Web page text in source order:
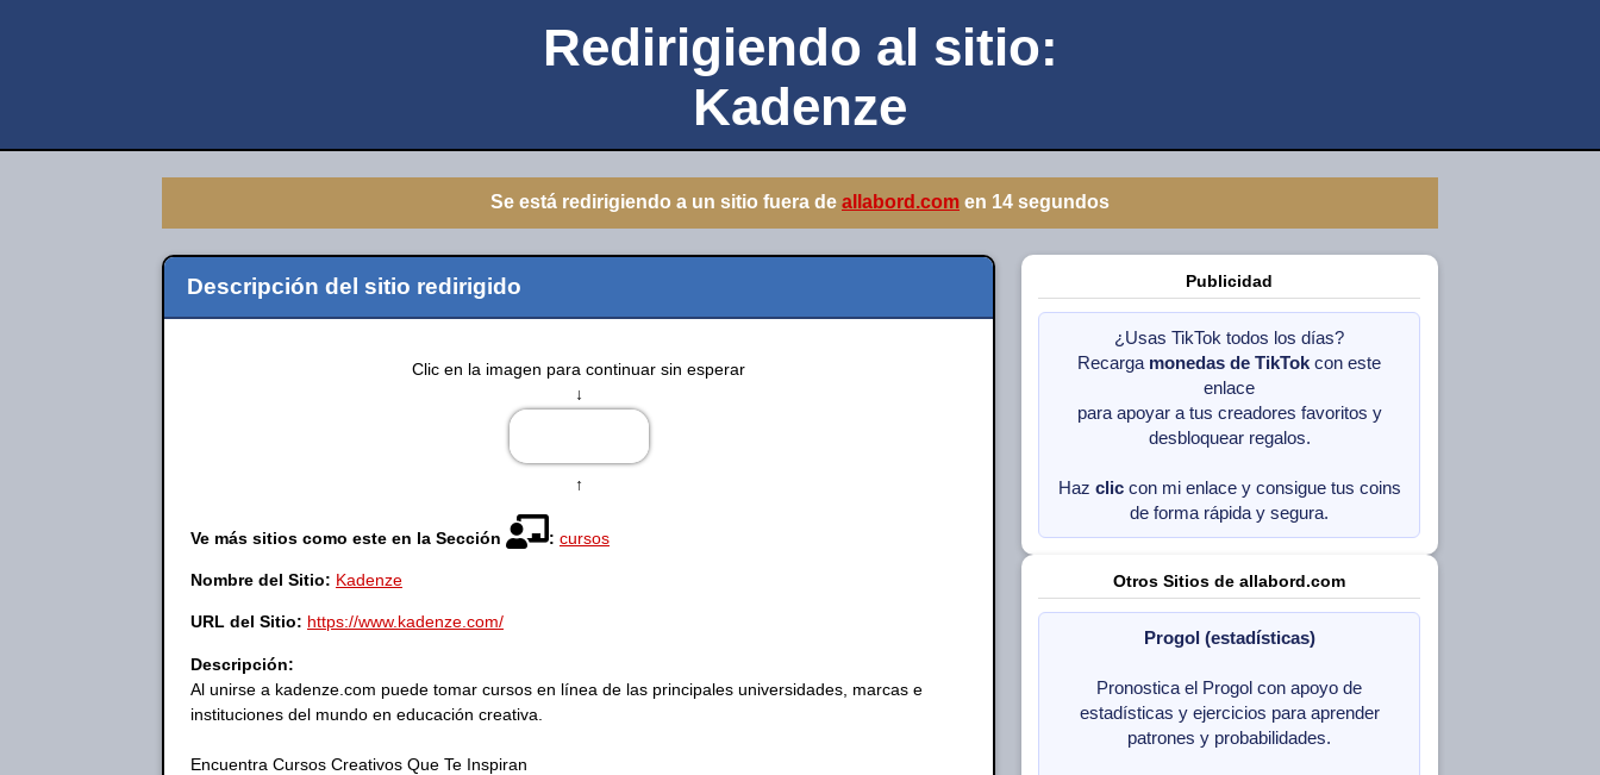
Redirigiendo al sitio:
Kadenze
Se está redirigiendo a un sitio fuera de allabord.com en 13 segundos
Descripción del sitio redirigido
Clic en la imagen para continuar sin esperar
↓
↑
Ve más sitios como este en la Sección : cursos
Nombre del Sitio: Kadenze
URL del Sitio: https://www.kadenze.com/
Descripción:
Al unirse a kadenze.com puede tomar cursos en línea de las principales universidades, marcas e
instituciones del mundo en educación creativa.
Encuentra Cursos Creativos Que Te Inspiran
Publicidad
¿Usas TikTok todos los días?
Recarga monedas de TikTok con este
enlace
para apoyar a tus creadores favoritos y
desbloquear regalos.
Haz cliccon mi enlace y consigue tus coins
de forma rápida y segura.
Otros Sitios de allabord.com
Progol (estadísticas)
Pronostica el Progol con apoyo de
estadísticas y ejercicios para aprender
patrones y probabilidades.